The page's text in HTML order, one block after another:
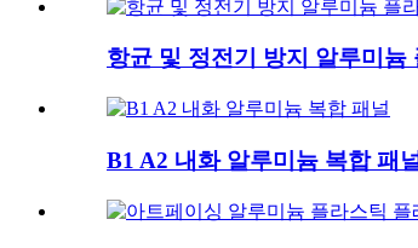
항균 및 정전기 방지 알루미늄
B1 A2 내화 알루미늄 복합 패널